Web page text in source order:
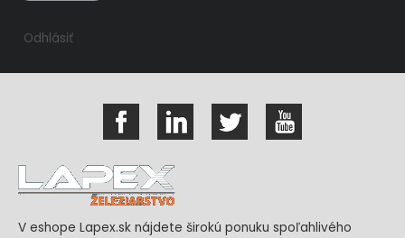
Odhlásiť
V eshope Lapex.sk nájdete širokú ponuku spoľahlivého